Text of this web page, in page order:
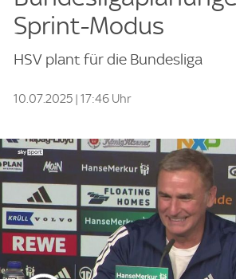
Sprint-Modus
HSV plant für die Bundesliga
10.07.2025 | 17:46 Uhr